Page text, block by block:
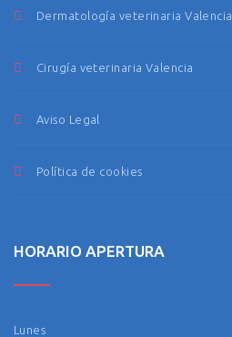
Dermatología veterinaria Valencia
Cirugía veterinaria Valencia
Aviso Legal
Política de cookies
HORARIO APERTURA
Lunes